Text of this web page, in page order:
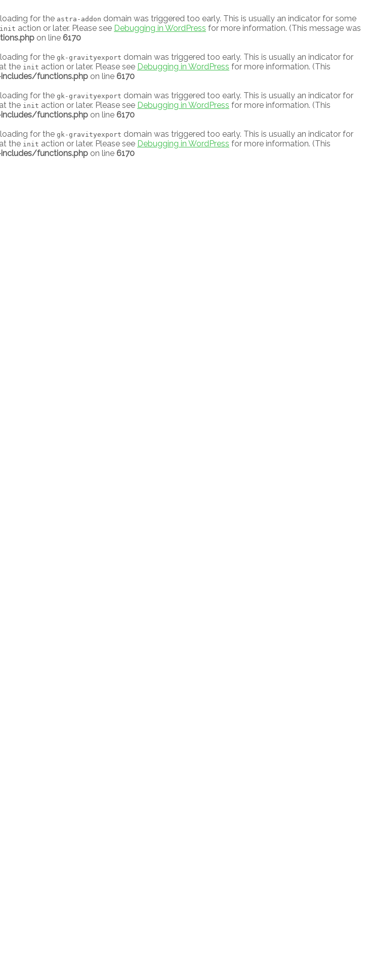
for the astra-addon domain was triggered too early. This is usually an indicator for some
init action or later. Please see Debugging in WordPress for more information. (This message was
on line 6170
for the gk-gravityexport domain was triggered too early. This is usually an indicator for
the init action or later. Please see Debugging in WordPress for more information. (This
functions.php on line 6170
for the gk-gravityexport domain was triggered too early. This is usually an indicator for
the init action or later. Please see Debugging in WordPress for more information. (This
functions.php on line 6170
for the gk-gravityexport domain was triggered too early. This is usually an indicator for
the init action or later. Please see Debugging in WordPress for more information. (This
functions.php on line 6170